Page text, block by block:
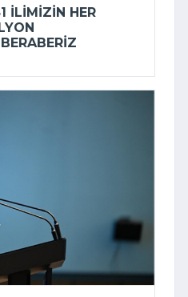
ILIMIZIN HER